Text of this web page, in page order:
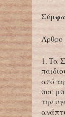
Άρθρο
1. Τα
από
που
την